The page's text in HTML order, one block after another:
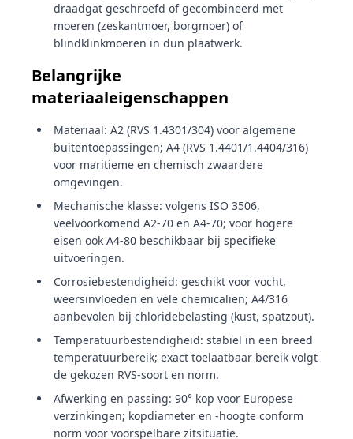
draadgat geschroefd of gecombineerd met
moeren (zeskantmoer, borgmoer) of
blindklinkmoeren in dun plaatwerk.
Belangrijke
materiaaleigenschappen
Materiaal: A2 (RVS 1.4301/304) voor algemene
buitentoepassingen; A4 (RVS 1.4401/1.4404/316)
voor maritieme en chemisch zwaardere
omgevingen.
Mechanische klasse: volgens ISO 3506,
veelvoorkomend A2-70 en A4-70; voor hogere
eisen ook A4-80 beschikbaar bij specifieke
uitvoeringen.
Corrosiebestendigheid: geschikt voor vocht,
weersinvloeden en vele chemicaliën; A4/316
aanbevolen bij chloridebelasting (kust, spatzout).
Temperatuurbestendigheid: stabiel in een breed
temperatuurbereik; exact toelaatbaar bereik volgt
de gekozen RVS-soort en norm.
Afwerking en passing: 90° kop voor Europese
verzinkingen; kopdiameter en -hoogte conform
norm voor voorspelbare zitsituatie.